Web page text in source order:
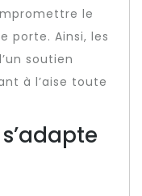
le
porte. Ainsi, les
soutien
à l’aise toute